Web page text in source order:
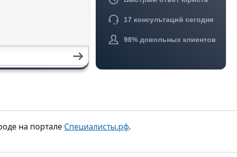
на портале Специалисты.рф.